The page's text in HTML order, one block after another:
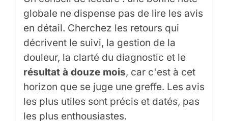
globale ne dispense pas de lire les avis
en détail. Cherchez les retours qui
décrivent le suivi, la gestion de la
douleur, la clarté du diagnostic et le
résultat à douze mois, car c'est à cet
horizon que se juge une greffe. Les avis
les plus utiles sont précis et datés, pas
les plus enthousiastes.